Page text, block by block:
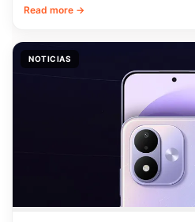
Read more →
NOTICIAS